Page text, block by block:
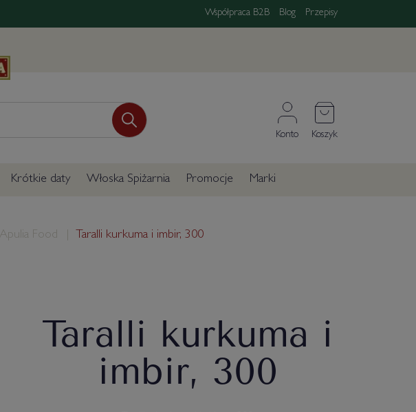
Współpraca B2B Blog Przepisy
Konto Koszyk
Krótkie daty Włoska Spiżarnia Promocje Marki
Apulia Food Taralli kurkuma i imbir, 300
Taralli kurkuma i
imbir, 300